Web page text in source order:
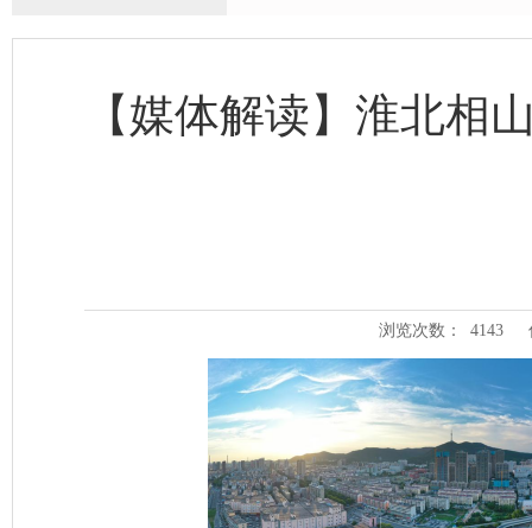
【媒体解读】淮北相
浏览次数： 4143